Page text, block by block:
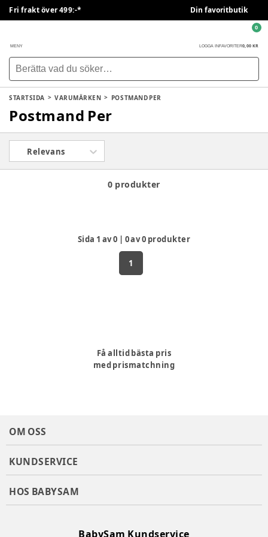
Fri frakt över 499:-* Din favoritbutik
MENY LOGGA IN FAVORITER0,00 KR
0
STARTSIDA VARUMÄRKEN POSTMAND PER
Postmand Per
Relevans
0 produkter
Sida 1 av0 | 0av0 produkter
1
Få alltid bästa pris
med prismatchning
OM OSS
KUNDSERVICE
HOS BABYSAM
BabySam Kundservice